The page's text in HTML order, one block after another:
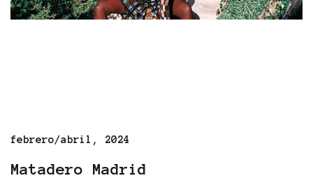
febrero/abril, 2024
Matadero Madrid